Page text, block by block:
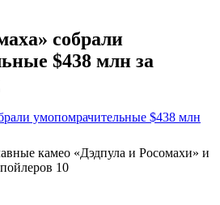
собрали
$438 млн за
умопомрачительные $438 млн